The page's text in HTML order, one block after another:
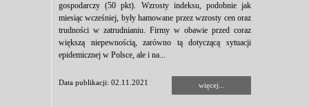
gospodarczy (50 pkt). Wzrosty indeksu, podobnie jak
miesiąc wcześniej, były hamowane przez wzrosty cen oraz
trudności w zatrudnianiu. Firmy w obawie przed coraz
większą niepewnością, zarówno tą dotyczącą sytuacji
epidemicznej w Polsce, ale i na...
Data publikacji: 02.11.2021 więcej...